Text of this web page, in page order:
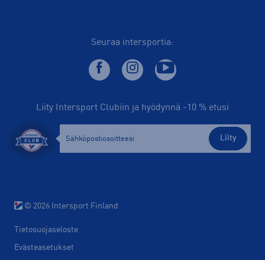
Seuraa intersportia:
Liity Intersport Clubiin ja hyödynnä -10 % etusi
Liity
© 2026 Intersport Finland
Tietosuojaseloste
Evästeasetukset